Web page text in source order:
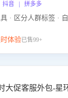
音 | 拼多多
· 区分人群标签 ·
体验已售99+
大促客服外包-星